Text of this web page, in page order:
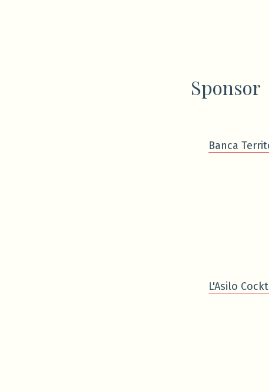
Sponsor
Banca
L'Asilo